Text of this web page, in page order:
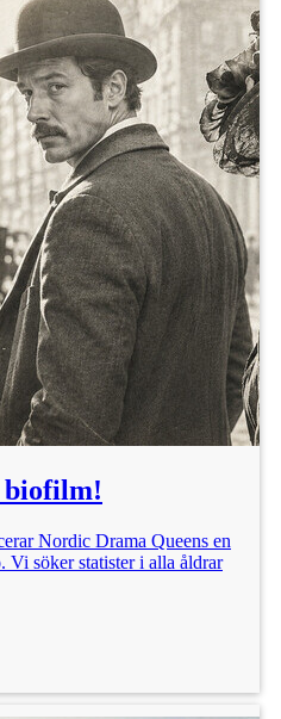
biofilm!
Nordic Drama Queens en
Vi söker statister i alla åldrar